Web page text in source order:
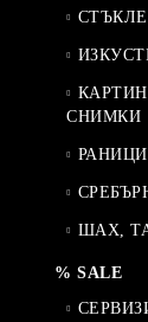
СНИМКИ
ШАХ,
% SALE